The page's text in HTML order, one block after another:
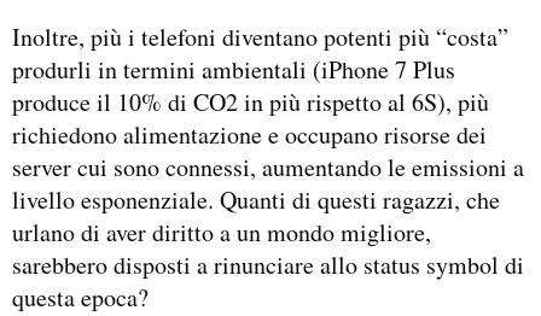
Inoltre, più i telefoni diventano potenti più “costa”
produrli in termini ambientali (iPhone 7 Plus
produce il 10% di CO2 in più rispetto al 6S), più
richiedono alimentazione e occupano risorse dei
server cui sono connessi, aumentando le emissioni a
livello esponenziale. Quanti di questi ragazzi, che
urlano di aver diritto a un mondo migliore,
sarebbero disposti a rinunciare allo status symbol di
questa epoca?